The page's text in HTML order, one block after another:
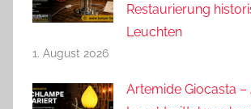
Restaurierung
Leuchten
1. August 2026
Artemide Giocasta –